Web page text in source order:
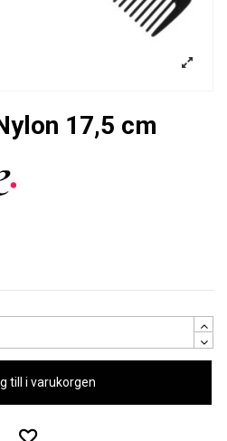
17,5 cm
till i varukorgen